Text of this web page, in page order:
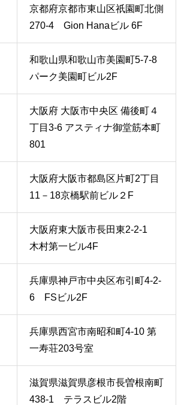
京都府京都市東山区祇園町北側
270-4 Gion Hanaビル 6F
和歌山県和歌山市美園町5-7-8
パーク美園町ビル2F
大阪府 大阪市中央区 備後町４
丁目3-6 アスティナ御堂筋本町
801
大阪府大阪市都島区片町2丁目
11－18京橋駅前ビル２F
大阪府東大阪市長田東2-2‐1
木村第一ビル4F
兵庫県神戸市中央区布引町4-2-
6 FSビル2F
兵庫県西宮市南昭和町4-10 第
一寿荘203号室
滋賀県滋賀県彦根市長曽根南町
438-1 テラスビル2階